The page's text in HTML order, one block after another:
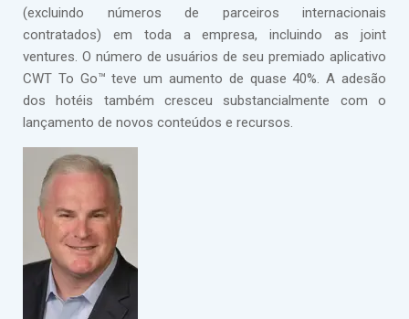
(excluindo números de parceiros internacionais
contratados) em toda a empresa, incluindo as joint
ventures. O número de usuários de seu premiado aplicativo
CWT To Go™ teve um aumento de quase 40%. A adesão
dos hotéis também cresceu substancialmente com o
lançamento de novos conteúdos e recursos.